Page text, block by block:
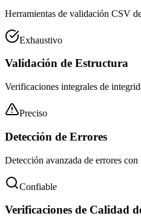
Herramientas de validación CSV
Exhaustivo
Validación de Estructura
Verificaciones integrales de
Preciso
Detección de Errores
Detección avanzada de errores
Confiable
Verificaciones de Calidad